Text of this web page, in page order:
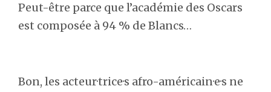
Peut-être parce que l’académie des Oscars
est composée à 94 % de Blancs…
Bon, les acteur·trice·s afro-américain·e·s ne